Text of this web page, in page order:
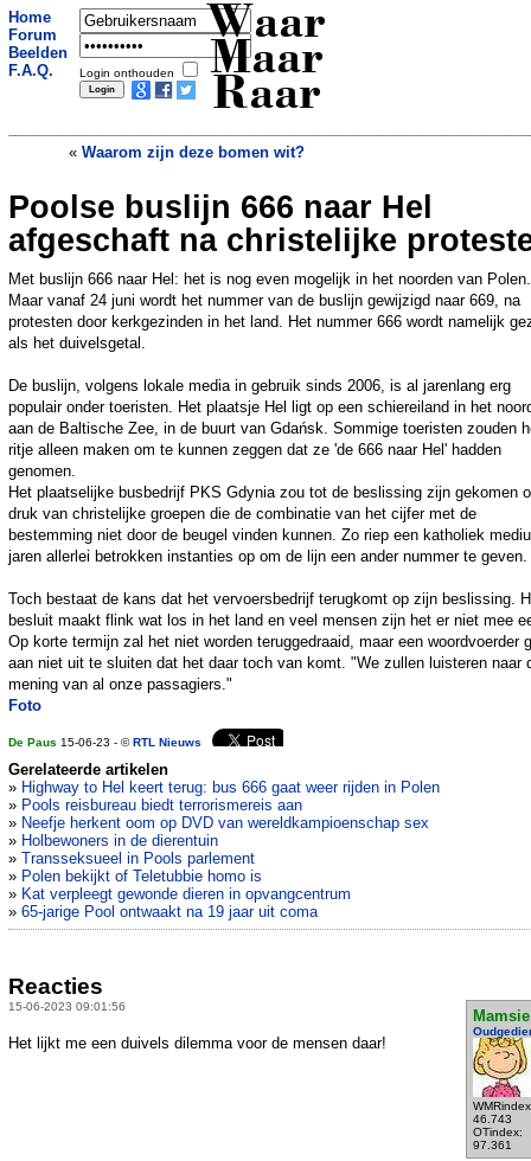
Home
Forum
Beelden
F.A.Q.
Login onthouden
Waar
Maar
Raar
« Waarom zijn deze bomen wit?
Afvalcontainers vol deuken in Drentse
gemeente: Weggegooid geld
Poolse buslijn 666 naar Hel
afgeschaft na christelijke
Met buslijn 666 naar Hel: het is nog even mogelijk in het noorden van Polen.
Maar vanaf 24 juni wordt het nummer van de buslijn gewijzigd naar 669, na
protesten door kerkgezinden in het land. Het nummer 666 wordt namelijk
als het duivelsgetal.
De buslijn, volgens lokale media in gebruik sinds 2006, is al jarenlang erg
populair onder toeristen. Het plaatsje Hel ligt op een schiereiland in het
aan de Baltische Zee, in de buurt van Gdańsk. Sommige toeristen zouden
ritje alleen maken om te kunnen zeggen dat ze 'de 666 naar Hel' hadden
genomen.
Het plaatselijke busbedrijf PKS Gdynia zou tot de beslissing zijn gekomen
druk van christelijke groepen die de combinatie van het cijfer met de
bestemming niet door de beugel vinden kunnen. Zo riep een katholiek
jaren allerlei betrokken instanties op om de lijn een ander nummer te geven.
Toch bestaat de kans dat het vervoersbedrijf terugkomt op zijn beslissing.
besluit maakt flink wat los in het land en veel mensen zijn het er niet mee
Op korte termijn zal het niet worden teruggedraaid, maar een woordvoerder
aan niet uit te sluiten dat het daar toch van komt. "We zullen luisteren naar
mening van al onze passagiers."
Foto
De Paus 15-06-23 - ©RTL Nieuws
Gerelateerde artikelen
» Highway to Hel keert terug: bus 666 gaat weer rijden in Polen
» Pools reisbureau biedt terrorismereis aan
» Neefje herkent oom op DVD van wereldkampioenschap sex
» Holbewoners in de dierentuin
» Transseksueel in Pools parlement
» Polen bekijkt of Teletubbie homo is
» Kat verpleegt gewonde dieren in opvangcentrum
» 65-jarige Pool ontwaakt na 19 jaar uit coma
Reacties
15-06-2023 09:01:56
Mamsie
46.743
OTindex:
97.361
Het lijkt me een duivels dilemma voor de mensen daar!